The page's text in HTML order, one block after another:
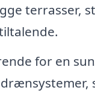
terrasser,
for en